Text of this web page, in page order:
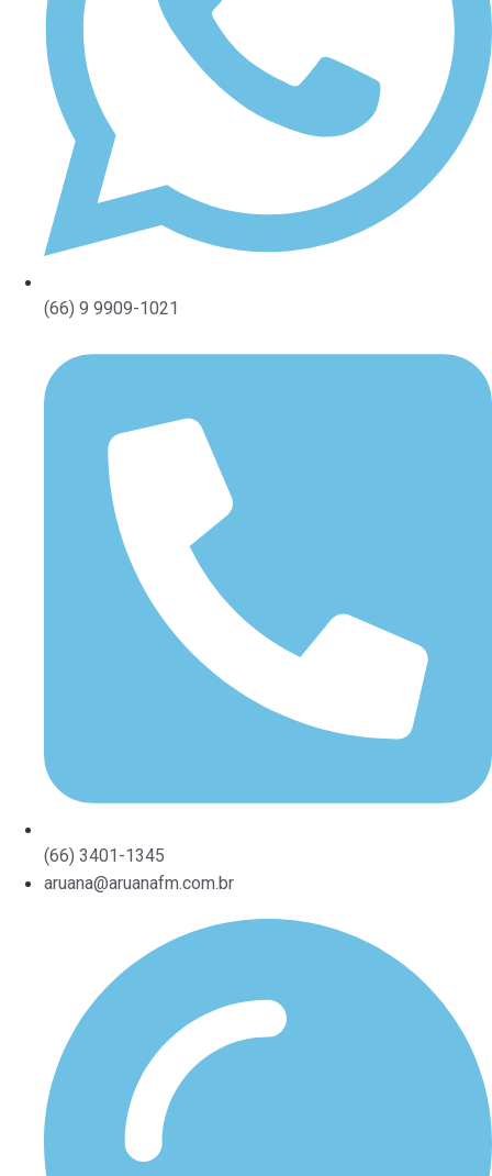
(66) 9 9909-1021
(66) 3401-1345
aruana@aruanafm.com.br